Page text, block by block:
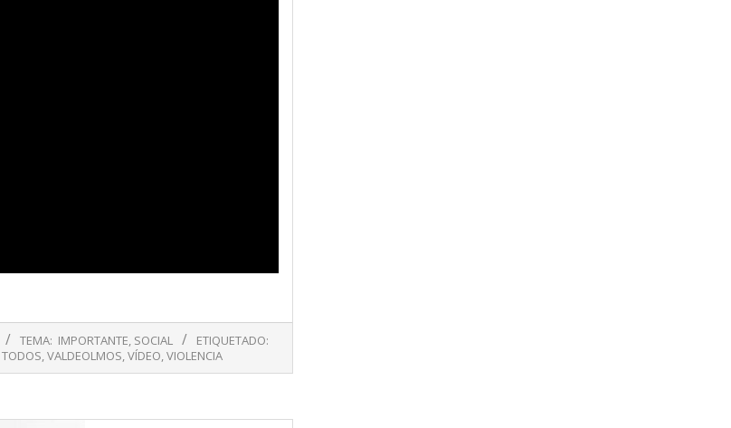
TEMA: IMPORTANTE, SOCIAL
ETIQUETADO:
TODOS,VALDEOLMOS,VÍDEO,VIOLENCIA